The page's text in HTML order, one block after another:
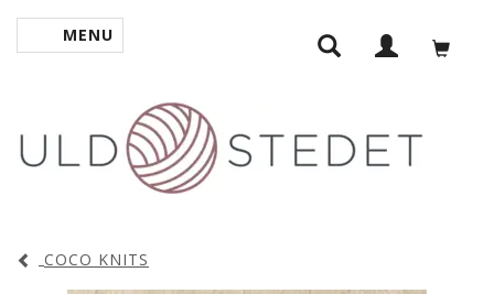
SKIFTE NAVIGATION
MENU
COCO KNITS